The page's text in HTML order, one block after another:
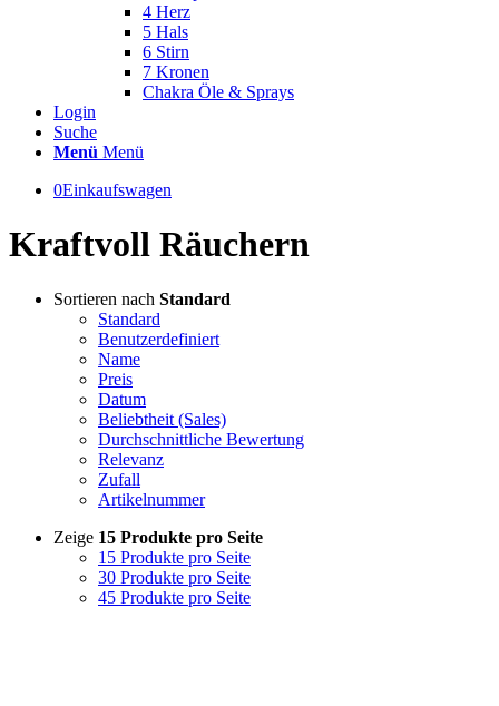
4 Herz
5 Hals
6 Stirn
7 Kronen
Chakra Öle & Sprays
Login
Suche
Menü Menü
0Einkaufswagen
Kraftvoll Räuchern
Sortieren nach Standard
Standard
Benutzerdefiniert
Name
Preis
Datum
Beliebtheit (Sales)
Durchschnittliche Bewertung
Relevanz
Zufall
Artikelnummer
Zeige 15 Produkte pro Seite
15 Produkte pro Seite
30 Produkte pro Seite
45 Produkte pro Seite